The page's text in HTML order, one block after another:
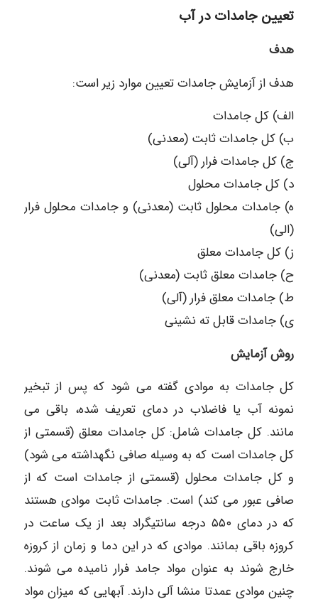
تعيين جامدات در آب
هدف
هدف از آزمایش جامدات تعیین موارد زیر است:
الف) کل جامدات
ب) کل جامدات ثابت (معدنی)
ج) کل جامدات فرار (آلی)
د) کل جامدات محلول
ه) جامدات محلول ثابت (معدنی) و جامدات محلول فرار
(الی)
ز) کل جامدات معلق
ح) جامدات معلق ثابت (معدنی)
ط) جامدات معلق فرار (آلی)
ی) جامدات قابل ته نشینی
روش آزمایش
کل جامدات به موادی گفته می شود که پس از تبخیر
نمونه آب یا فاضلاب در دمای تعریف شده، باقی می
مانند. کل جامدات شامل: کل جامدات معلق (قسمتی از
کل جامدات است که به وسیله صافی نگهداشته می شود)
و کل جامدات محلول (قسمتی از جامدات است که از
صافی عبور می کند) است. جامدات ثابت موادی هستند
که در دمای ۵۵۰ درجه سانتیگراد بعد از یک ساعت در
کروزه باقی بمانند. موادی که در این دما و زمان از کروزه
خارج شوند به عنوان مواد جامد فرار نامیده می شوند.
چنین موادی عمدتا منشا آلی دارند. آبهایی که میزان مواد